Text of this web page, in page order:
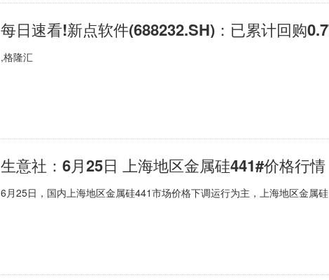
,格隆汇
生意社：6月25日 上海地区金属硅441#价格行情
6月25日，国内上海地区金属硅441市场价格下调运行为主，上海地区金属硅